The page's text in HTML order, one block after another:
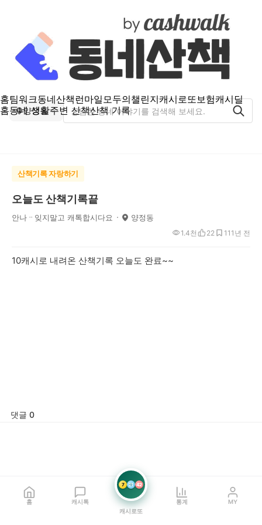
홈팀워크동네산책런마일모두의챌린지캐시로또보험캐시딜
홈동네 생활주변 산책산책 기록
양정동
산책기록 자랑하기
오늘도 산책기록끝
안나ᆢ잊지말고 캐톡합시다요 양정동
1년 전
1.4천 22 11
10캐시로 내려온 산책기록 오늘도 완료~~
댓글 0
홈 캐시톡
7 21 42
캐시로또
통계 MY